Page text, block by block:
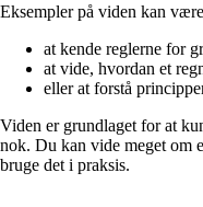
Eksempler på viden kan
at kende reglerne for
at vide, hvordan et
eller at forstå
Viden er grundlaget for at
nok. Du kan vide meget om
bruge det i praksis.